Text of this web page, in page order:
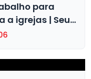
para
a igrejas | Seu